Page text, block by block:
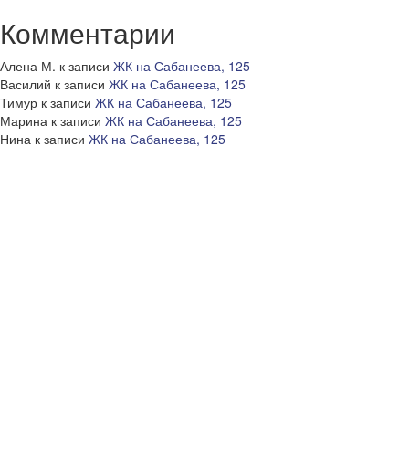
Комментарии
Алена М. к записи ЖК на Сабанеева, 125
Василий к записи ЖК на Сабанеева, 125
Тимур к записи ЖК на Сабанеева, 125
Марина к записи ЖК на Сабанеева, 125
Нина к записи ЖК на Сабанеева, 125